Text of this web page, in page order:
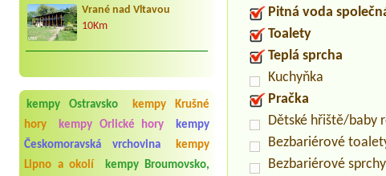
Vrané nad Vltavou
10Km
kempy Ostravsko
kempy Krušné
hory
kempy Orlické hory
kempy
Českomoravská vrchovina
kempy
Lipno a okolí
kempy Broumovsko,
Pitná voda
Toalety
Teplá sprcha
Kuchyňka
Pračka
Dětské hřiště/baby
Bezbariérové
Bezbariérové sprchy